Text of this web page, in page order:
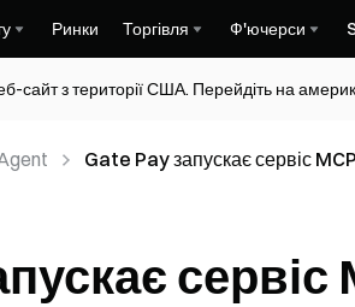
Ринки Торгівля Ф'ючерси
сайт з території США. Перейдіть на
Gate Pay запускає сервіс
сервіс